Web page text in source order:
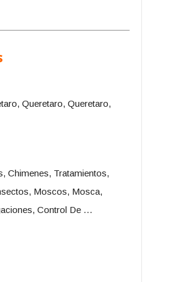
Queretaro, Queretaro,
Chimenes, Tratamientos,
Moscos, Mosca,
Control De …